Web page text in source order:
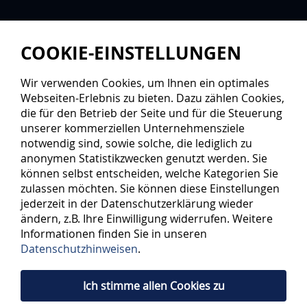
COOKIE-EINSTELLUNGEN
Wir verwenden Cookies, um Ihnen ein optimales
Webseiten-Erlebnis zu bieten. Dazu zählen Cookies,
die für den Betrieb der Seite und für die Steuerung
unserer kommerziellen Unternehmensziele
notwendig sind, sowie solche, die lediglich zu
anonymen Statistikzwecken genutzt werden. Sie
können selbst entscheiden, welche Kategorien Sie
zulassen möchten. Sie können diese Einstellungen
jederzeit in der Datenschutzerklärung wieder
ändern, z.B. Ihre Einwilligung widerrufen. Weitere
Informationen finden Sie in unseren
Datenschutzhinweisen.
Ich stimme allen Cookies zu